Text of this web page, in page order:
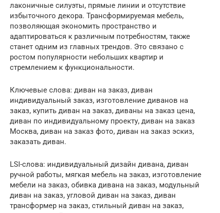
лаконичные силуэты, прямые линии и отсутствие
избыточного декора. Трансформируемая мебель,
позволяющая экономить пространство и
адаптироваться к различным потребностям, также
станет одним из главных трендов. Это связано с
ростом популярности небольших квартир и
стремлением к функциональности.
Ключевые слова: диван на заказ, диван
индивидуальный заказ, изготовление диванов на
заказ, купить диван на заказ, диваны на заказ цена,
диван по индивидуальному проекту, диван на заказ
Москва, диван на заказ фото, диван на заказ эскиз,
заказать диван.
LSI-слова: индивидуальный дизайн дивана, диван
ручной работы, мягкая мебель на заказ, изготовление
мебели на заказ, обивка дивана на заказ, модульный
диван на заказ, угловой диван на заказ, диван
трансформер на заказ, стильный диван на заказ,